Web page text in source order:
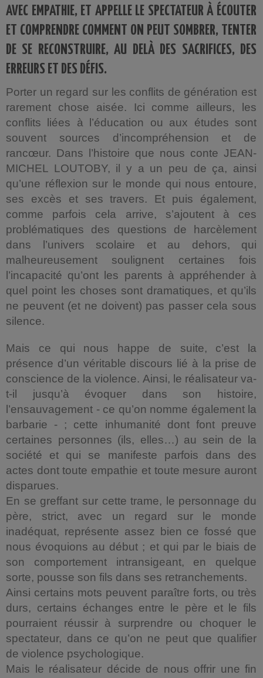
AVEC EMPATHIE, ET APPELLE LE SPECTATEUR À ÉCOUTER
ET COMPRENDRE COMMENT ON PEUT SOMBRER, TENTER
DE SE RECONSTRUIRE, AU DELÀ DES SACRIFICES, DES
ERREURS ET DES DÉFIS.
Porter un regard sur les conflits de génération est
rarement chose aisée. Ici comme ailleurs, les
conflits liées à l’éducation ou aux études sont
souvent sources d’incompréhension et de
rancœur. Dans l’histoire que nous conte JEAN-
MICHEL LOUTOBY, il y a un peu de ça, ainsi
qu’une réflexion sur le monde qui nous entoure,
ses excès et ses travers. Et puis également,
comme parfois cela arrive, s’ajoutent à ces
problématiques des questions de harcèlement
dans l’univers scolaire et au dehors, qui
malheureusement soulignent certaines fois
l’incapacité qu’ont les parents à appréhender à
quel point les choses sont dramatiques, et qu’ils
ne peuvent (et ne doivent) pas passer cela sous
silence.
Mais ce qui nous happe de suite, c’est la
présence d’un véritable discours lié à la prise de
conscience de la violence. Ainsi, le réalisateur va-
t-il jusqu’à évoquer dans son histoire,
l’ensauvagement - ce qu’on nomme également la
barbarie - ; cette inhumanité dont font preuve
certaines personnes (ils, elles…) au sein de la
société et qui se manifeste parfois dans des
actes dont toute empathie et toute mesure auront
disparues.
En se greffant sur cette trame, le personnage du
père, strict, avec un regard sur le monde
inadéquat, représente assez bien ce fossé que
nous évoquions au début ; et qui par le biais de
son comportement intransigeant, en quelque
sorte, pousse son fils dans ses retranchements.
Ainsi certains mots peuvent paraître forts, ou très
durs, certains échanges entre le père et le fils
pourraient réussir à surprendre ou choquer le
spectateur, dans ce qu’on ne peut que qualifier
de violence psychologique.
Mais le réalisateur décide de nous offrir une fin